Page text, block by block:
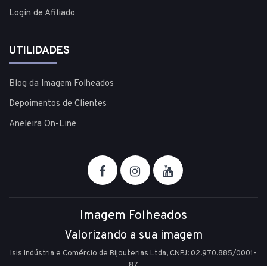
Login de Afiliado
UTILIDADES
Blog da Imagem Folheados
Depoimentos de Clientes
Aneleira On-Line
Imagem Folheados
Valorizando a sua imagem
Isis Indústria e Comércio de Bijouterias Ltda, CNPJ: 02.970.885/0001-